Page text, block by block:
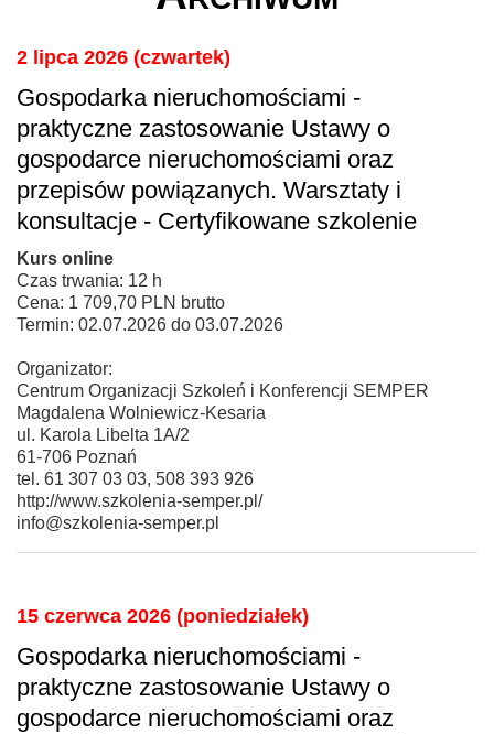
2 lipca 2026 (czwartek)
Gospodarka nieruchomościami -
praktyczne zastosowanie Ustawy o
gospodarce nieruchomościami oraz
przepisów powiązanych. Warsztaty i
konsultacje - Certyfikowane szkolenie
Kurs online
Czas trwania: 12 h
Cena: 1 709,70 PLN brutto
Termin: 02.07.2026 do 03.07.2026
Organizator:
Centrum Organizacji Szkoleń i Konferencji SEMPER
Magdalena Wolniewicz-Kesaria
ul. Karola Libelta 1A/2
61-706 Poznań
tel. 61 307 03 03, 508 393 926
http://www.szkolenia-semper.pl/
info@szkolenia-semper.pl
15 czerwca 2026 (poniedziałek)
Gospodarka nieruchomościami -
praktyczne zastosowanie Ustawy o
gospodarce nieruchomościami oraz